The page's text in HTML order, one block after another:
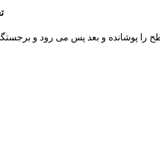
پوشانده و بعد پس می رود و